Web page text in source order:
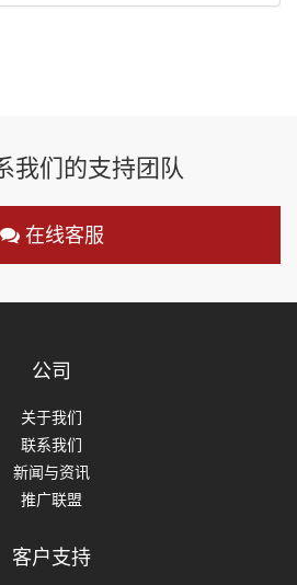
我们的支持团队
在线客服
公司
关于我们
联系我们
新闻与资讯
推广联盟
客户支持